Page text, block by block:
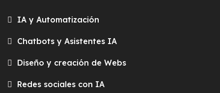
IA y Automatización
Chatbots y Asistentes IA
Diseño y creación de Webs
Redes sociales con IA